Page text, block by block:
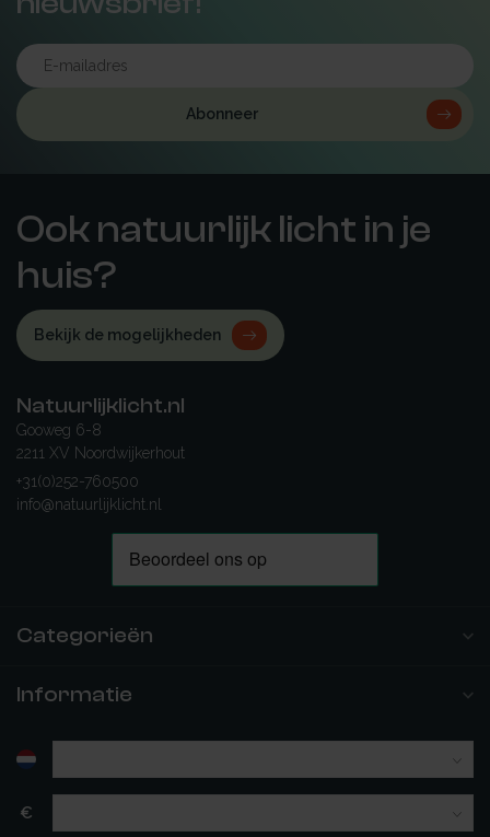
Abonneer
Ook natuurlijk licht in je
huis?
Bekijk de mogelijkheden
Natuurlijklicht.nl
Gooweg 6-8
2211 XV Noordwijkerhout
+31(0)252-760500
info@natuurlijklicht.nl
Categorieën
Informatie
€